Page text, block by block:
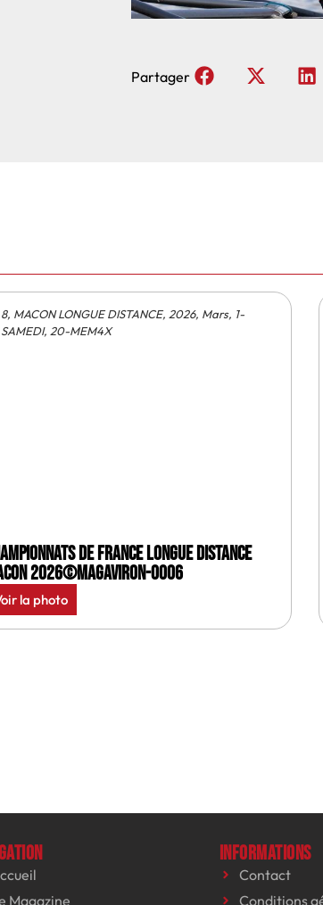
Partager
8, MACON LONGUE DISTANCE, 2026, Mars, 1-
SAMEDI, 20-MEM4X
de France longue distance
2026©MagAviron-0006
la photo
Magazine
Informations
Contact
Conditions